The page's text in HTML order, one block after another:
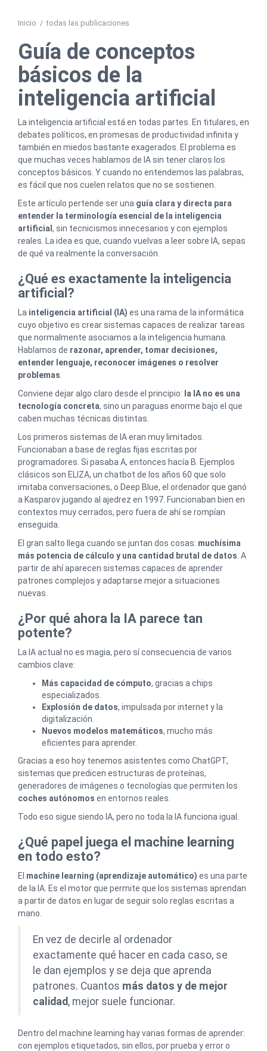
Inicio / todas las publicaciones
Guía de conceptos
básicos de la
inteligencia artificial
La inteligencia artificial está en todas partes. En titulares, en
debates políticos, en promesas de productividad infinita y
también en miedos bastante exagerados. El problema es
que muchas veces hablamos de IA sin tener claros los
conceptos básicos. Y cuando no entendemos las palabras,
es fácil que nos cuelen relatos que no se sostienen.
Este artículo pertende ser una guía clara y directa para
entender la terminología esencial de la inteligencia
artificial , sin tecnicismos innecesarios y con ejemplos
reales. La idea es que, cuando vuelvas a leer sobre IA, sepas
de qué va realmente la conversación.
¿Qué es exactamente la inteligencia
artificial?
La inteligencia artificial (IA) es una rama de la informática
cuyo objetivo es crear sistemas capaces de realizar tareas
que normalmente asociamos a la inteligencia humana.
Hablamos de razonar, aprender, tomar decisiones,
entender lenguaje, reconocer imágenes o resolver
problemas
Conviene dejar algo claro desde el principio: la IA no es una
tecnología concreta, sino un paraguas enorme bajo el que
caben muchas técnicas distintas.
Los primeros sistemas de IA eran muy limitados.
Funcionaban a base de reglas fijas escritas por
programadores. Si pasaba A, entonces hacía B. Ejemplos
clásicos son ELIZA, un chatbot de los años 60 que solo
imitaba conversaciones, o Deep Blue, el ordenador que ganó
a Kasparov jugando al ajedrez en 1997. Funcionaban bien en
contextos muy cerrados, pero fuera de ahí se rompían
enseguida.
El gran salto llega cuando se juntan dos cosas: muchísima
más potencia de cálculo y una cantidad brutal de datos . A
partir de ahí aparecen sistemas capaces de aprender
patrones complejos y adaptarse mejor a situaciones
nuevas.
¿Por qué ahora la IA parece tan
potente?
La IA actual no es magia, pero sí consecuencia de varios
cambios clave:
Más capacidad de cómputo, gracias a chips
especializados.
Explosión de datos, impulsada por internet y la
digitalización.
Nuevos modelos matemáticos, mucho más
eficientes para aprender.
Gracias a eso hoy tenemos asistentes como ChatGPT,
sistemas que predicen estructuras de proteínas,
generadores de imágenes o tecnologías que permiten los
coches autónomos en entornos reales.
Todo eso sigue siendo IA, pero no toda la IA funciona igual.
¿Qué papel juega el machine learning
en todo esto?
El machine learning (aprendizaje automático) es una parte
de la IA. Es el motor que permite que los sistemas aprendan
a partir de datos en lugar de seguir solo reglas escritas a
mano.
En vez de decirle al ordenador
exactamente qué hacer en cada caso, se
le dan ejemplos y se deja que aprenda
patrones. Cuantos más datos y de mejor
calidad, mejor suele funcionar.
Dentro del machine learning hay varias formas de aprender:
con ejemplos etiquetados, sin ellos, por prueba y error o